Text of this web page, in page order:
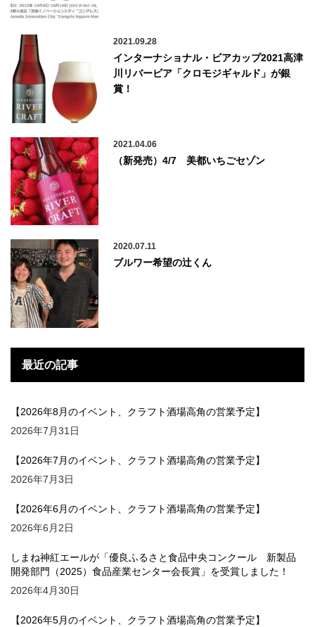
2021.09.28
インターナショナル・ビアカップ2021高津
川リバービア「クロモジギャルド」が銀
賞！
2021.04.06
（新発売）4/7 美都いちごセゾン
2020.07.11
ブルワー希望の辻くん
最近の記事
【2026年8月のイベント、クラフト酒場高角の営業予定】
2026年7月31日
【2026年7月のイベント、クラフト酒場高角の営業予定】
2026年7月3日
【2026年6月のイベント、クラフト酒場高角の営業予定】
2026年6月2日
しまね神紅エールが「優良ふるさと食品中央コンクール 新製品
開発部門（2025）食品産業センター会長賞」を受賞しました！
2026年4月30日
【2026年5月のイベント、クラフト酒場高角の営業予定】